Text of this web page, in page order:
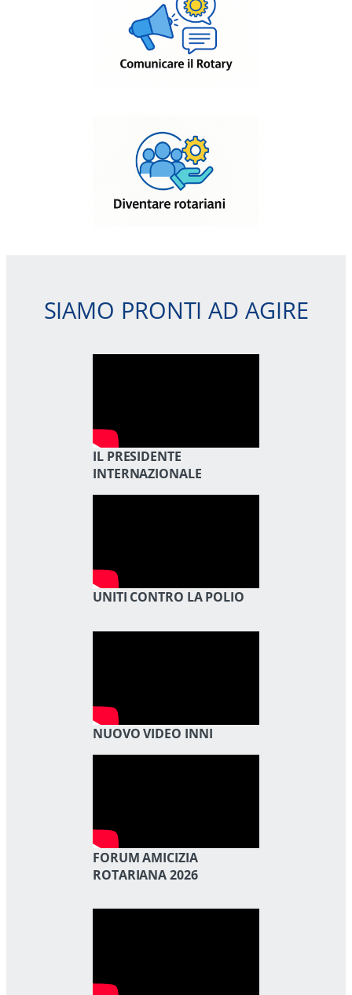
SIAMO PRONTI AD AGIRE
IL PRESIDENTE
INTERNAZIONALE
UNITI CONTRO LA POLIO
NUOVO VIDEO INNI
FORUM AMICIZIA
ROTARIANA 2026